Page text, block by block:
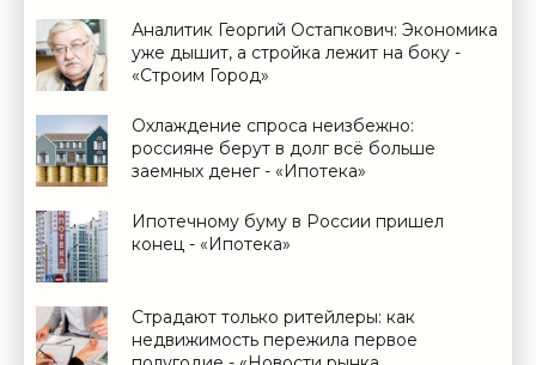
Аналитик Георгий Остапкович: Экономика
уже дышит, а стройка лежит на боку -
«Строим Город»
Охлаждение спроса неизбежно:
россияне берут в долг всё больше
заемных денег - «Ипотека»
Ипотечному буму в России пришел
конец - «Ипотека»
Страдают только ритейлеры: как
недвижимость пережила первое